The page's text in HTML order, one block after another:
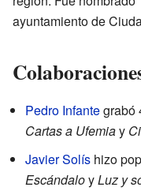
ayuntamiento de
Pedro Infantegrabó
Cartas a Ufemiay
Javier Solís hizo
EscándaloyLuz y